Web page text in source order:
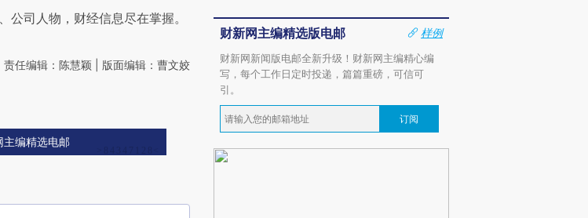
公司人物，财经信息尽在掌握。
责任编辑：陈慧颖 | 版面编辑：曹文姣
主编精选电邮
财新网主编精选版电邮
样例
财新网新闻版电邮全新升级！财新网主编精心编
写，每个工作日定时投递，篇篇重磅，可信可
引。
订阅